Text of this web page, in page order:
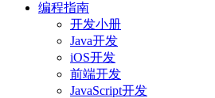
编程指南
开发小册
Java开发
iOS开发
前端开发
JavaScript开发